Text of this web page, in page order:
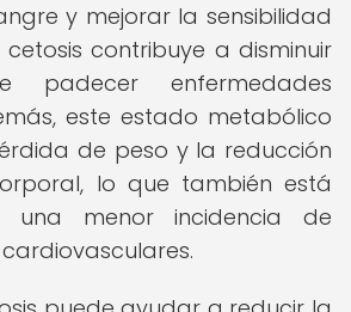
y mejorar la sensibilidad
contribuye a disminuir
enfermedades
este estado metabólico
de peso y la reducción
lo que también está
una menor incidencia de